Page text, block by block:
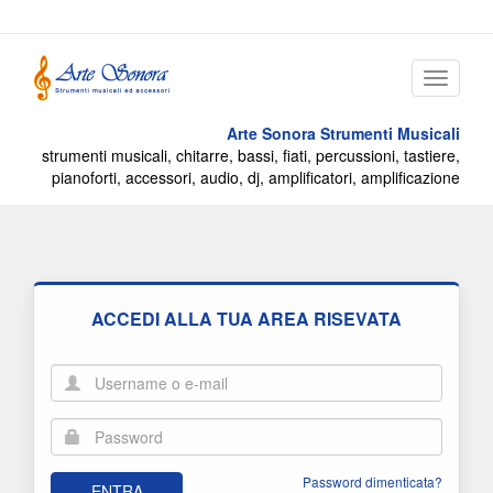
Menu
Arte Sonora Strumenti Musicali
strumenti musicali, chitarre, bassi, fiati, percussioni, tastiere,
pianoforti, accessori, audio, dj, amplificatori, amplificazione
ACCEDI ALLA TUA AREA RISEVATA
Password dimenticata?